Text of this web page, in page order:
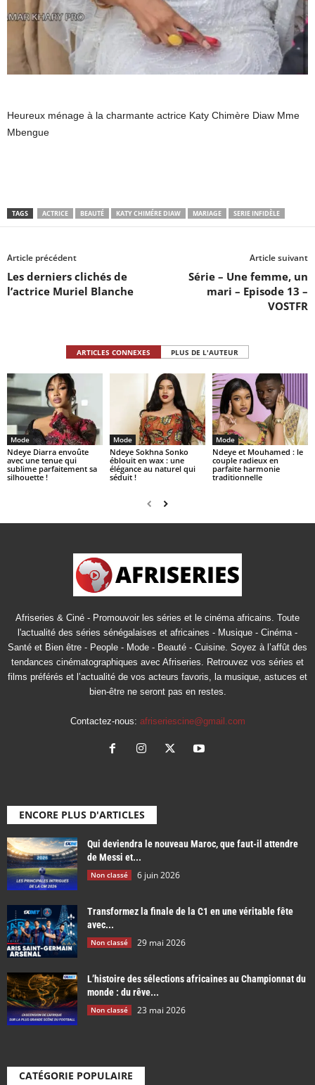
Heureux ménage à la charmante actrice Katy Chimère Diaw Mme
Mbengue
TAGS ACTRICE BEAUTÉ KATY CHIMÉRE DIAW MARIAGE SERIE INFIDÈLE
Article précédent
Les derniers clichés de
l’actrice Muriel Blanche
Article suivant
Série – Une femme, un
mari – Episode 13 –
VOSTFR
ARTICLES CONNEXES PLUS DE L'AUTEUR
Mode
Ndeye Diarra envoûte
avec une tenue qui
sublime parfaitement sa
silhouette !
Mode
Ndeye Sokhna Sonko
éblouit en wax : une
élégance au naturel qui
séduit !
Mode
Ndeye et Mouhamed : le
couple radieux en
parfaite harmonie
traditionnelle
Afriseries & Ciné - Promouvoir les séries et le cinéma africains. Toute
l'actualité des séries sénégalaises et africaines - Musique - Cinéma -
Santé et Bien être - People - Mode - Beauté - Cuisine. Soyez à l’affût des
tendances cinématographiques avec Afriseries. Retrouvez vos séries et
films préférés et l’actualité de vos acteurs favoris, la musique, astuces et
bien-être ne seront pas en restes.
Contactez-nous: afriseriescine@gmail.com
ENCORE PLUS D'ARTICLES
Qui deviendra le nouveau Maroc, que faut-il attendre
de Messi et...
Non classé 6 juin 2026
Transformez la finale de la C1 en une véritable fête
avec...
Non classé 29 mai 2026
L’histoire des sélections africaines au Championnat du
monde : du rêve...
Non classé 23 mai 2026
CATÉGORIE POPULAIRE